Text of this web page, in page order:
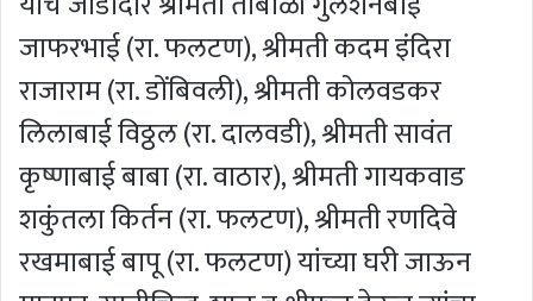
जाफरभाई (रा. फलटण), श्रीमती कदम इंदिरा
राजाराम (रा. डोंबिवली), श्रीमती कोलवडकर
लिलाबाई विठ्ठल (रा. दालवडी), श्रीमती सावंत
कृष्णाबाई बाबा (रा. वाठार), श्रीमती गायकवाड
शकुंतला किर्तन (रा. फलटण), श्रीमती रणदिवे
रखमाबाई बापू (रा. फलटण) यांच्या घरी जाऊन